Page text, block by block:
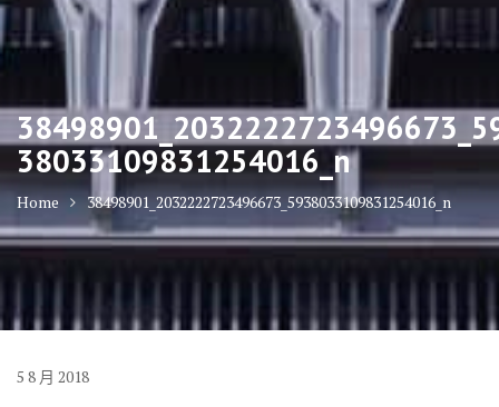
38033109831254016_n
Home 38498901_2032222723496673_5938033109831254016_n
5 8 月 2018